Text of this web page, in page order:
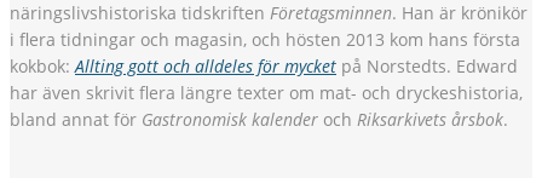
näringslivshistoriska tidskriften Företagsminnen. Han är krönikör
i flera tidningar och magasin, och hösten 2013 kom hans första
kokbok:Allting gott och alldeles för mycket på Norstedts. Edward
har även skrivit flera längre texter om mat- och dryckeshistoria,
bland annat för Gastronomisk kalender och Riksarkivets årsbok.